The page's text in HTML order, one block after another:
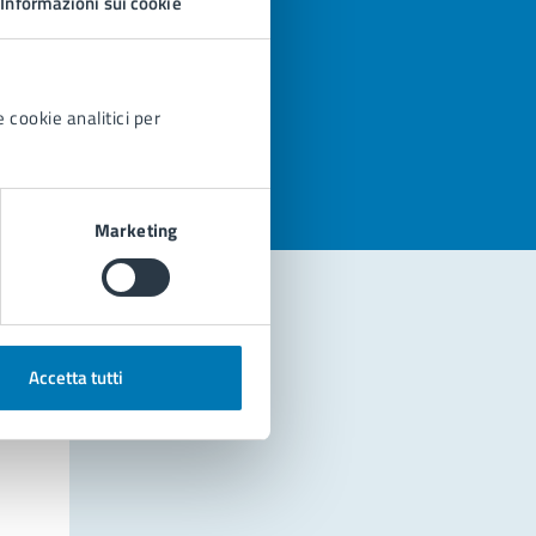
cookie analitici per
Marketing
Accetta tutti